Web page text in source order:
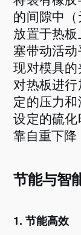
的间隙中
放置于热
塞带动活
现对模具
对热板进
定的压力
设定的硫
靠自重下
节能与智
1. 节能高效